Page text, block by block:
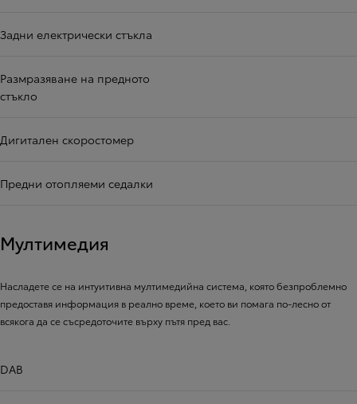
Задни електрически стъкла
Размразяване на предното
стъкло
Дигитален скоростомер
Предни отопляеми седалки
Мултимедия
Насладете се на интуитивна мултимедийна система, която безпроблемно
предоставя информация в реално време, което ви помага по-лесно от
всякога да се съсредоточите върху пътя пред вас.
DAB